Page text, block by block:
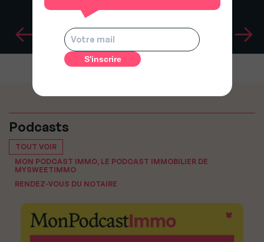
Podcasts
TOUT VOIR
MON PODCAST IMMO, LE PODCAST IMMOBILIER DE
MYSWEETIMMO
RENDEZ-VOUS DU NOTAIRE